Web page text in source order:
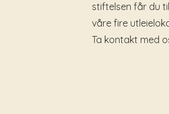
stiftelsen får du
våre fire
Ta kontakt med